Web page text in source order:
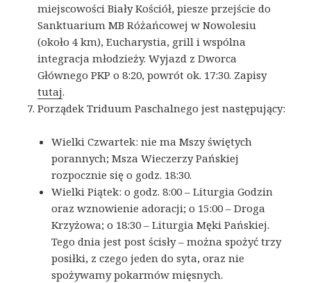
miejscowości Biały Kościół, piesze przejście do
Sanktuarium MB Różańcowej w Nowolesiu
(około 4 km), Eucharystia, grill i wspólna
integracja młodzieży. Wyjazd z Dworca
Głównego PKP o 8:20, powrót ok. 17:30. Zapisy
tutaj.
Porządek Triduum Paschalnego jest następujący:
Wielki Czwartek: nie ma Mszy świętych
porannych; Msza Wieczerzy Pańskiej
rozpocznie się o godz. 18:30.
Wielki Piątek: o godz. 8:00 – Liturgia Godzin
oraz wznowienie adoracji; o 15:00 – Droga
Krzyżowa; o 18:30 – Liturgia Męki Pańskiej.
Tego dnia jest post ścisły – można spożyć trzy
posiłki, z czego jeden do syta, oraz nie
spożywamy pokarmów mięsnych.